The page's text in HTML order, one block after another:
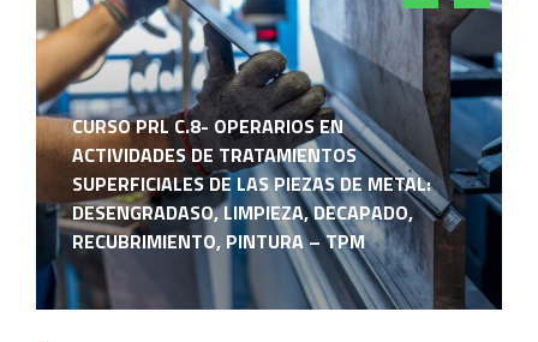
CURSO PRL C.8- OPERARIOS EN
ACTIVIDADES DE TRATAMIENTOS
SUPERFICIALES DE LAS PIEZAS DE METAL:
DESENGRADASO, LIMPIEZA, DECAPADO,
RECUBRIMIENTO, PINTURA – TPM